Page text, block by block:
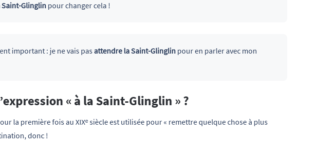
Glinglinpour changer cela !
important : je ne vais pasattendre la Saint-Glinglinpour en parler avec mon
« à la Saint-Glinglin » ?
la première fois au XIXᵉ siècle est utilisée pour « remettre quelque chose à plus
donc !